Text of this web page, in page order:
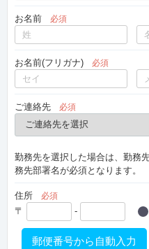
お名前 必須
お名前(フリガナ) 必須
ご連絡先 必須
勤務先を選択した場合は、勤務
務先部署名が必須となります。
住所 必須
〒 -
郵便番号から自動入力